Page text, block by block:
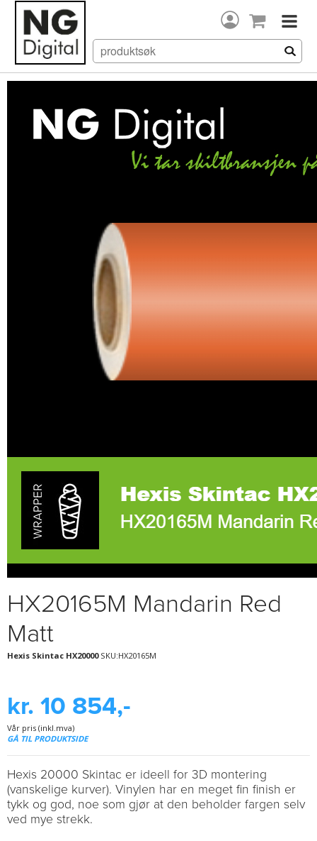
HX20165M Mandarin Red
Matt
Hexis Skintac HX20000SKU:HX20165M
kr. 10 854,-
Vår pris (inkl.mva)
GÅ TIL PRODUKTSIDE
Hexis 20000 Skintac er ideell for 3D montering
(vanskelige kurver). Vinylen har en meget fin finish er
tykk og god, noe som gjør at den beholder fargen selv
ved mye strekk.